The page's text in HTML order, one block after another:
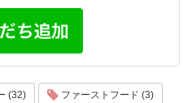
(32) ファーストフード (3)